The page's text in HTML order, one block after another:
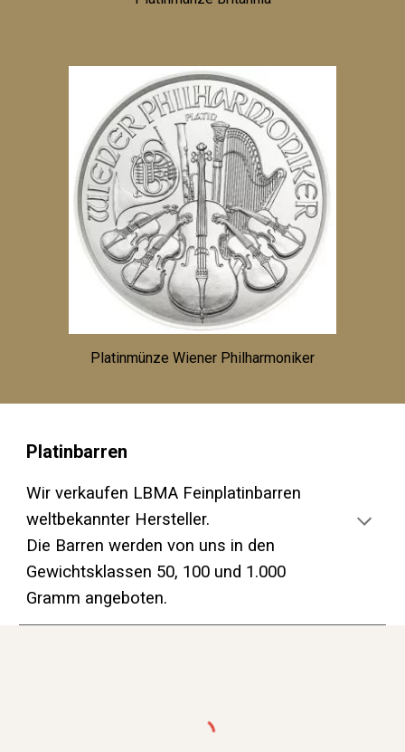
Platinmünze Wiener Philharmoniker
Platinbarren
Wir verkaufen LBMA Feinplatinbarren
weltbekannter Hersteller.
Die Barren werden von uns in den
Gewichtsklassen 50, 100 und 1.000
Gramm angeboten.